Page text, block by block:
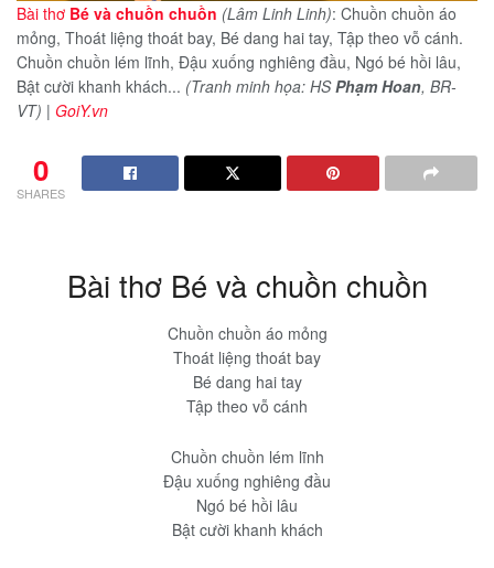
Bài thơ Bé và chuồn chuồn (Lâm Linh Linh): Chuồn chuồn áo
mỏng, Thoát liệng thoát bay, Bé dang hai tay, Tập theo vỗ cánh.
Chuồn chuồn lém lĩnh, Đậu xuống nghiêng đầu, Ngó bé hồi lâu,
Bật cười khanh khách... (Tranh minh họa: HSPhạm Hoan, BR-
VT) | GoiY.vn
0
SHARES
Bài thơ Bé và chuồn chuồn
Chuồn chuồn áo mỏng
Thoát liệng thoát bay
Bé dang hai tay
Tập theo vỗ cánh
Chuồn chuồn lém lĩnh
Đậu xuống nghiêng đầu
Ngó bé hồi lâu
Bật cười khanh khách